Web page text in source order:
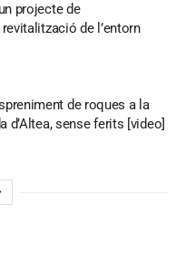
projecte de
de l’entorn
de roques a la
d’Altea, sense ferits [video]